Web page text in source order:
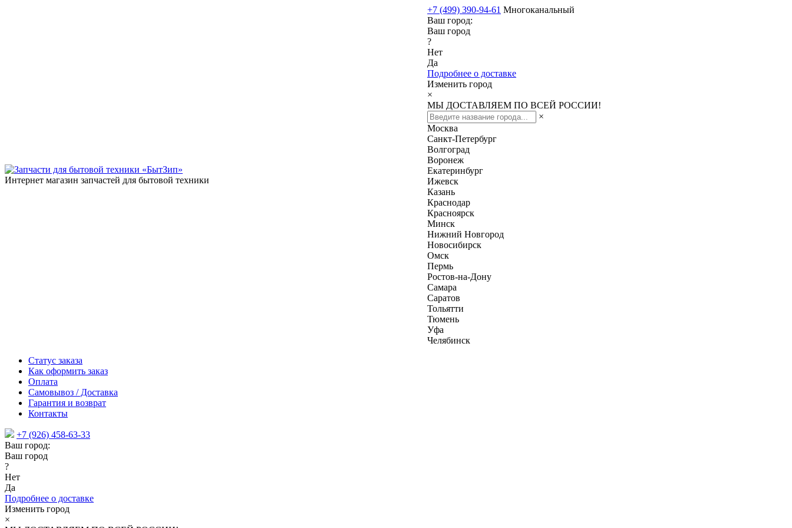
Интернет магазин запчастей для бытовой техники
+7 (499) 390-94-61 Многоканальный
Ваш город:
Ваш город
?
Нет
Да
Подробнее о доставке
Изменить город
×
МЫ ДОСТАВЛЯЕМ ПО ВСЕЙ РОССИИ!
×
Москва
Санкт-Петербург
Волгоград
Воронеж
Екатеринбург
Ижевск
Казань
Краснодар
Красноярск
Минск
Нижний Новгород
Новосибирск
Омск
Пермь
Ростов-на-Дону
Самара
Саратов
Тольятти
Тюмень
Уфа
Челябинск
Статус заказа
Как оформить заказ
Оплата
Самовывоз / Доставка
Гарантия и возврат
Контакты
+7 (926) 458-63-33
Ваш город:
Ваш город
?
Нет
Да
Подробнее о доставке
Изменить город
×